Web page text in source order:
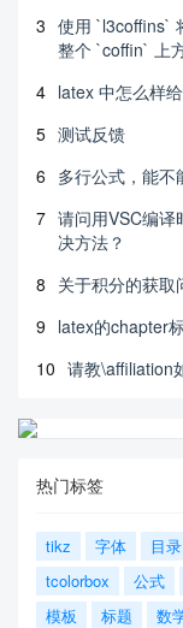
3 使用 `l3coffins`
整个 `coffin` 上
4 latex 中怎么样
5 测试反馈
6 多行公式，能不
7 请问用VSC编译
决方法？
8 关于积分的获取
9 latex的chapter
10 请教\affiliation
热门标签
tikz 字体 目录
tcolorbox
公式
模板
标题 数